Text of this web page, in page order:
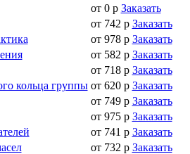
от 0 р Заказать
от 742 р Заказать
от 978 р Заказать
от 582 р Заказать
от 718 р Заказать
кольца группы от 620 р Заказать
от 749 р Заказать
от 975 р Заказать
от 741 р Заказать
от 732 р Заказать